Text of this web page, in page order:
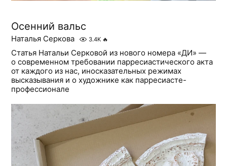
Осенний вальс
Наталья Серкова 3.4K 🔥
Статья Натальи Серковой из нового номера «ДИ» —
о современном требовании парресиастического акта
от каждого из нас, иносказательных режимах
высказывания и о художнике как парресиасте-
профессионале